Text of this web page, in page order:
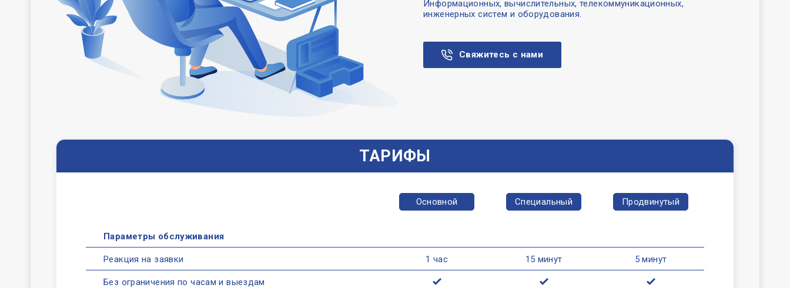
Информационных, вычислительных, телекоммуникационных,
инженерных систем и оборудования.
Свяжитесь с нами
ТАРИФЫ
Основной Специальный Продвинутый
Параметры обслуживания
Реакция на заявки 1 час 15 минут 5 минут
Без ограничения по часам и выездам